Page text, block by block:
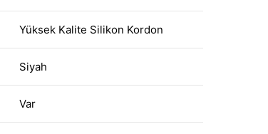
Yüksek Kalite Silikon Kordon
Siyah
Var